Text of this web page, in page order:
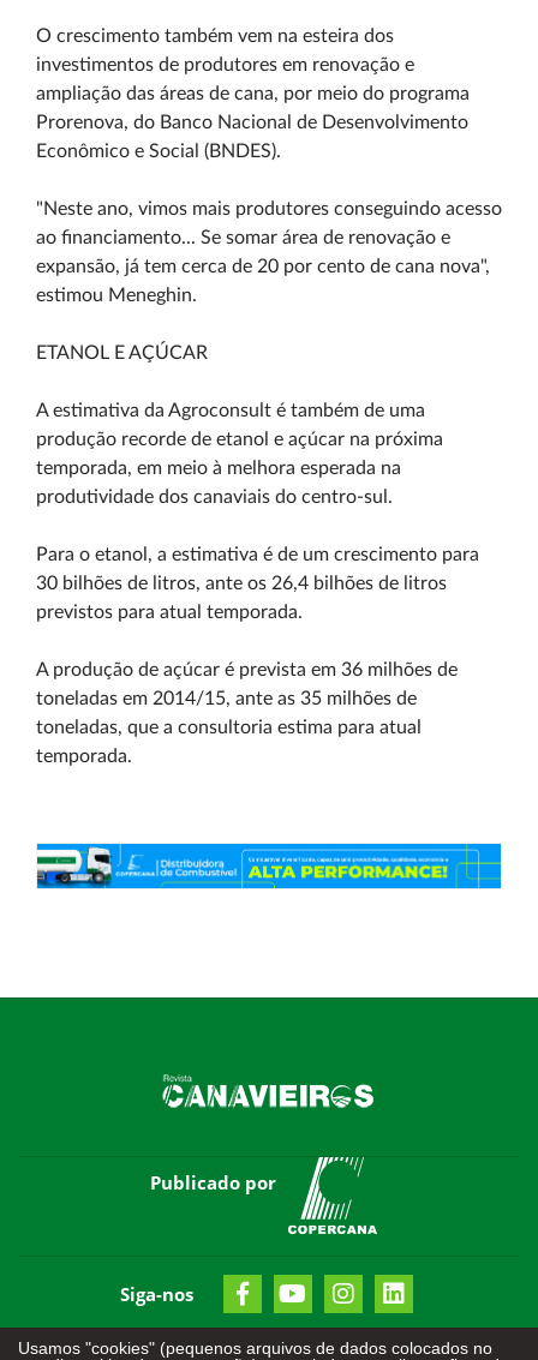
O crescimento também vem na esteira dos
investimentos de produtores em renovação e
ampliação das áreas de cana, por meio do programa
Prorenova, do Banco Nacional de Desenvolvimento
Econômico e Social (BNDES).
"Neste ano, vimos mais produtores conseguindo acesso
ao financiamento... Se somar área de renovação e
expansão, já tem cerca de 20 por cento de cana nova",
estimou Meneghin.
ETANOL E AÇÚCAR
A estimativa da Agroconsult é também de uma
produção recorde de etanol e açúcar na próxima
temporada, em meio à melhora esperada na
produtividade dos canaviais do centro-sul.
Para o etanol, a estimativa é de um crescimento para
30 bilhões de litros, ante os 26,4 bilhões de litros
previstos para atual temporada.
A produção de açúcar é prevista em 36 milhões de
toneladas em 2014/15, ante as 35 milhões de
toneladas, que a consultoria estima para atual
temporada.
Publicado por
Siga-nos
Usamos "cookies" (pequenos arquivos de dados colocados no